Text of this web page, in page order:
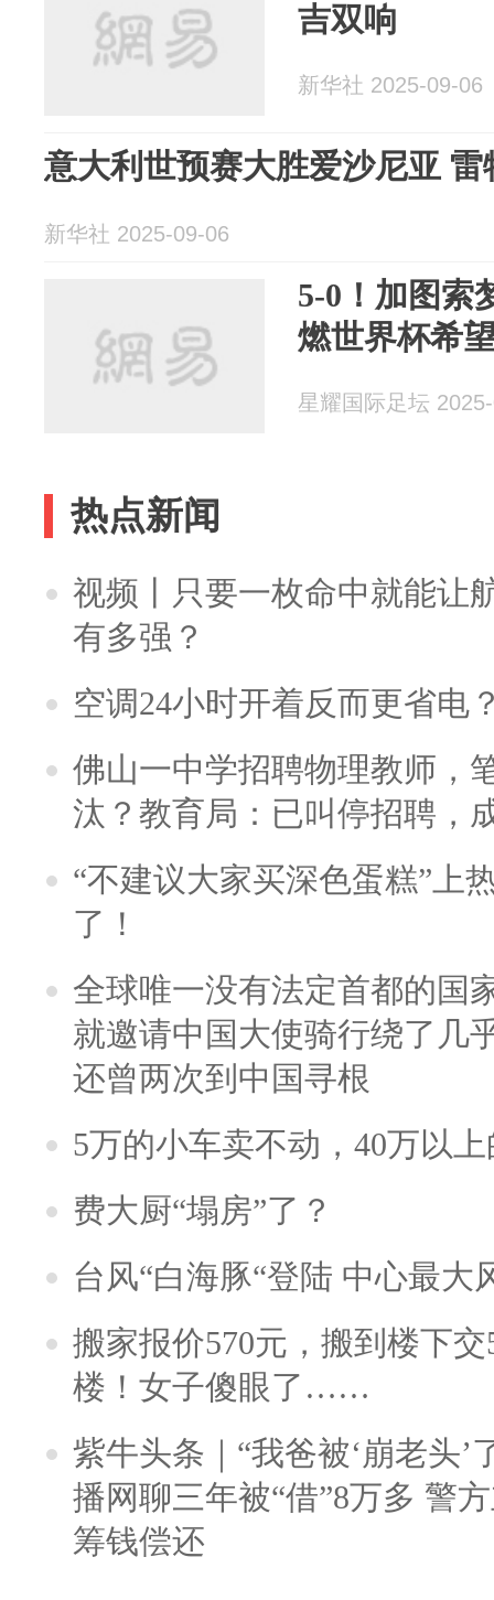
吉双响
新华社 2025-09-06
意大利世预赛大胜爱沙尼亚 雷
新华社 2025-09-06
5-0！加图索
燃世界杯希
星耀国际足坛
热点新闻
视频丨只要一枚命中就能让
有多强？
空调24小时开着反而更省电
佛山一中学招聘物理教师，
汰？教育局：已叫停招聘，
“不建议大家买深色蛋糕”上
了！
全球唯一没有法定首都的国
就邀请中国大使骑行绕了几
还曾两次到中国寻根
5万的小车卖不动，40万以
费大厨“塌房”了？
台风“白海豚“登陆 中心最大
搬家报价570元，搬到楼下
楼！女子傻眼了……
紫牛头条｜“我爸被‘崩老头’
播网聊三年被“借”8万多 警
筹钱偿还